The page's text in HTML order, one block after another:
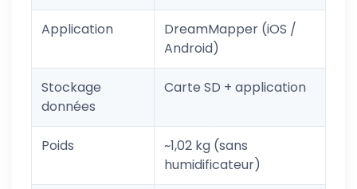
Application
DreamMapper (iOS /
Android)
Stockage
données
Carte SD + application
Poids
~1,02 kg (sans
humidificateur)